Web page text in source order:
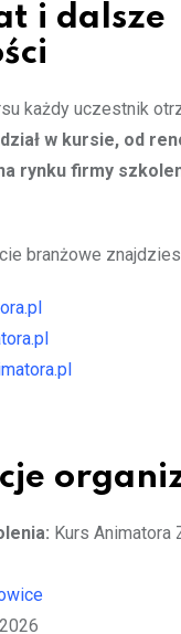
i dalsze
każdy uczestnik
w kursie, od
rynku firmy
branżowe
Kurs Animatora